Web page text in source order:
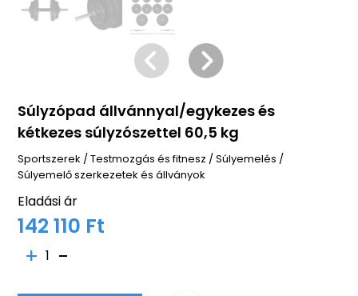
Súlyzópad állvánnyal/egykezes és
kétkezes súlyzószettel 60,5 kg
Sportszerek /Testmozgás és fitnesz /Súlyemelés /
Súlyemelő szerkezetek és állványok
Eladási ár
142 110 Ft
1